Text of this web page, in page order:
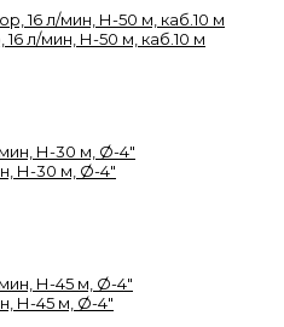
л/мин, Н-50 м, каб.10 м
Н-30 м, Ø-4"
Н-45 м, Ø-4"